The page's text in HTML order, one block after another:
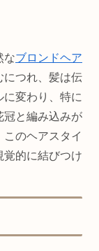
なブロンドヘア
につれ、髪は伝
変わり、特に
冠と編み込みが
のヘアスタイ
覚的に結びつけ